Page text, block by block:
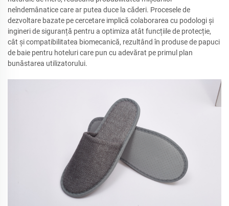
neîndemânatice care ar putea duce la căderi. Procesele de
dezvoltare bazate pe cercetare implică colaborarea cu podologi și
ingineri de siguranță pentru a optimiza atât funcțiile de protecție,
cât și compatibilitatea biomecanică, rezultând în produse de papuci
de baie pentru hoteluri care pun cu adevărat pe primul plan
bunăstarea utilizatorului.